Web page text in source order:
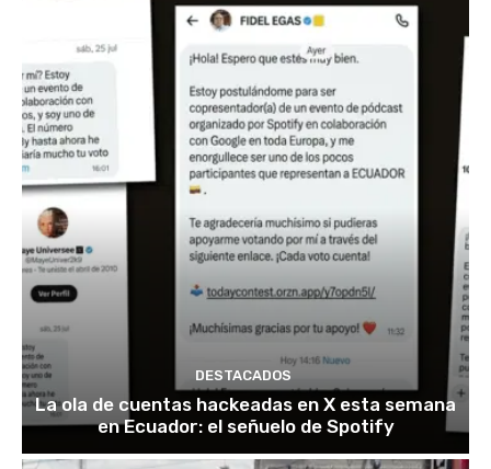
DESTACADOS
La ola de cuentas hackeadas en X esta semana
en Ecuador: el señuelo de Spotify